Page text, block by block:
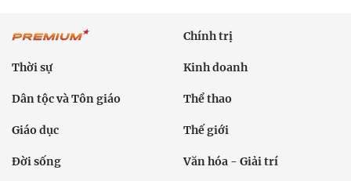
Chính trị
Thời sự Kinh doanh
Dân tộc và Tôn giáo Thể thao
Giáo dục Thế giới
Đời sống Văn hóa - Giải trí